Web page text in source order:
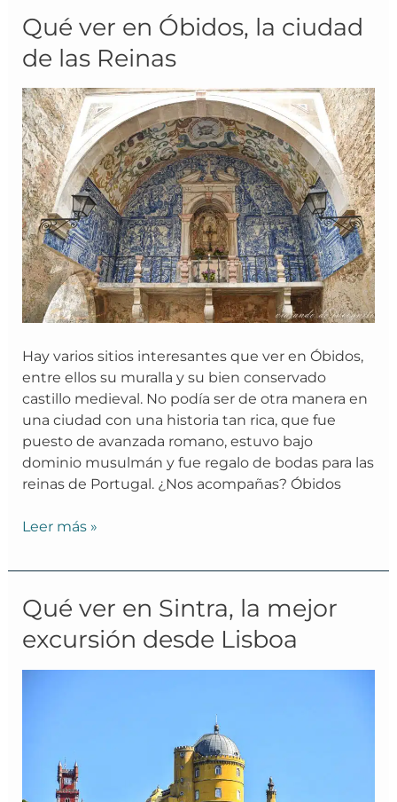
Qué ver en Óbidos, la ciudad
de las Reinas
Hay varios sitios interesantes que ver en Óbidos,
entre ellos su muralla y su bien conservado
castillo medieval. No podía ser de otra manera en
una ciudad con una historia tan rica, que fue
puesto de avanzada romano, estuvo bajo
dominio musulmán y fue regalo de bodas para las
reinas de Portugal. ¿Nos acompañas? Óbidos
Qué
ver
en
Óbidos,
la
ciudad
de
las
Reinas
Leer más »
Qué ver en Sintra, la mejor
excursión desde Lisboa
Qué
ver
en
Sintra,
Lisboa